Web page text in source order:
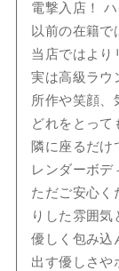
電撃入店！
以前の在籍で
当店ではより
実は高級ラウ
所作や笑顔、
どれをとって
隣に座るだけ
レンダーボデ
ただご安心く
りした雰囲気
優しく包み込
出す優しさや